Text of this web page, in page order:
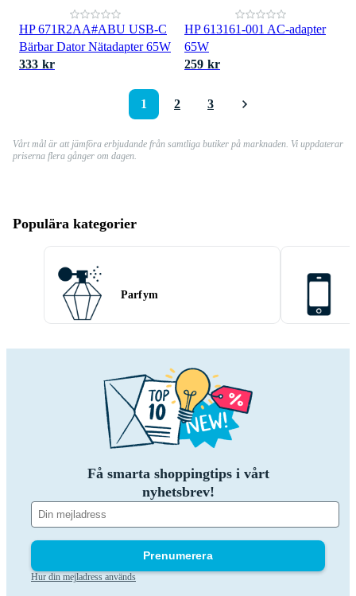
HP 671R2AA#ABU USB-C
Bärbar Dator Nätadapter 65W
333 kr
HP 613161-001 AC-adapter
65W
259 kr
1 2 3
Vårt mål är att jämföra erbjudande från samtliga butiker på marknaden. Vi uppdaterar
priserna flera gånger om dagen.
Populära kategorier
Parfym
Få smarta shoppingtips i vårt
nyhetsbrev!
Prenumerera
Hur din mejladress används